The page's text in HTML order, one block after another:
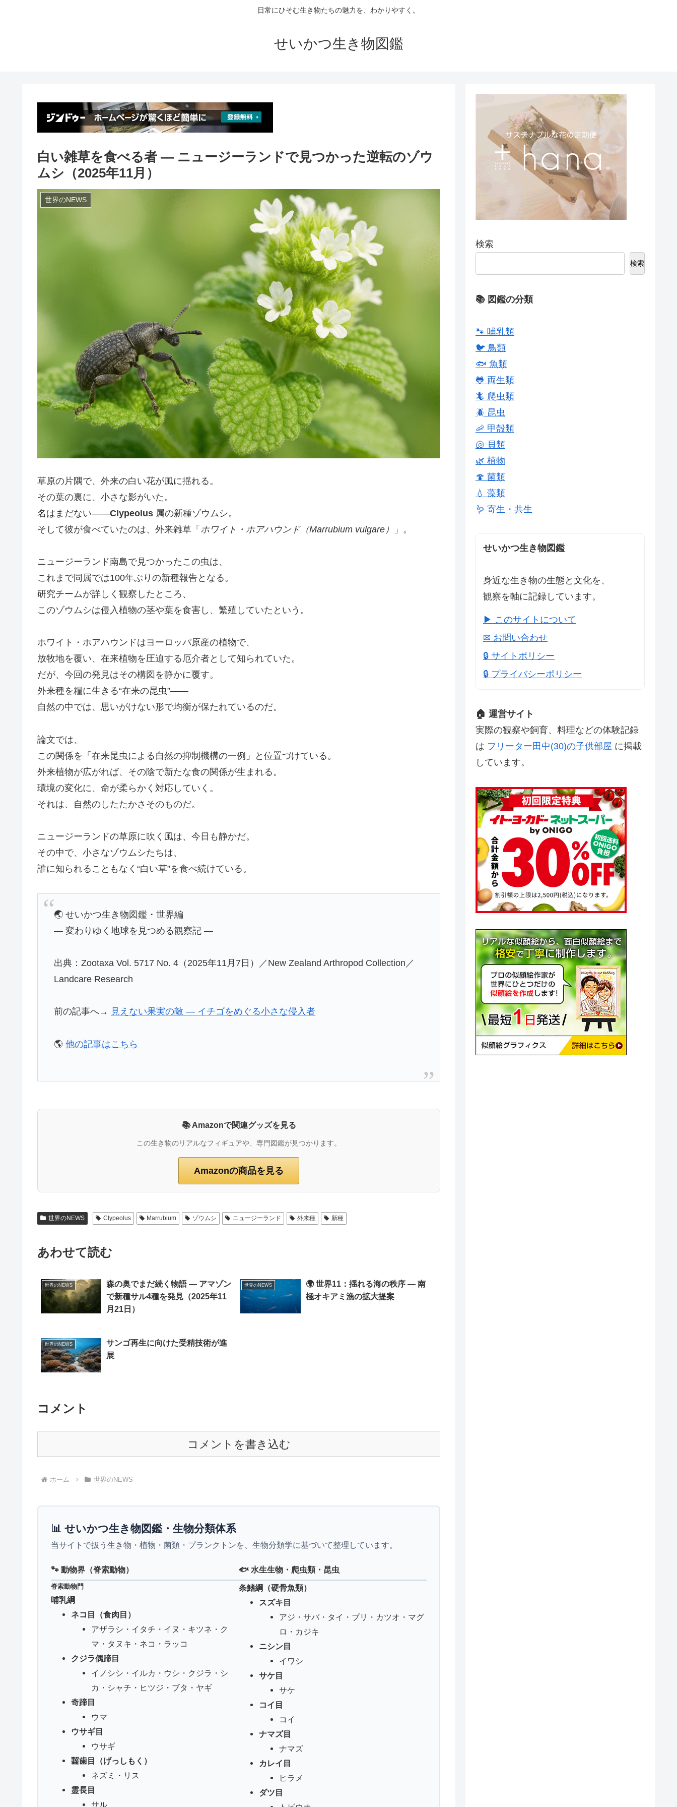
日常にひそむ生き物たちの魅力を、わかりやすく。
せいかつ生き物図鑑
白い雑草を食べる者 ― ニュージーランドで見つかった逆転のゾウ
ムシ（2025年11月）
世界のNEWS
草原の片隅で、外来の白い花が風に揺れる。
その葉の裏に、小さな影がいた。
名はまだない――Clypeolus 属の新種ゾウムシ。
そして彼が食べていたのは、外来雑草「 ホワイト・ホアハウンド（Marrubium vulgare） 」。
ニュージーランド南島で見つかったこの虫は、
これまで同属では100年ぶりの新種報告となる。
研究チームが詳しく観察したところ、
このゾウムシは侵入植物の茎や葉を食害し、繁殖していたという。
ホワイト・ホアハウンドはヨーロッパ原産の植物で、
放牧地を覆い、在来植物を圧迫する厄介者として知られていた。
だが、今回の発見はその構図を静かに覆す。
外来種を糧に生きる“在来の昆虫”――
自然の中では、思いがけない形で均衡が保たれているのだ。
論文では、
この関係を「在来昆虫による自然の抑制機構の一例」と位置づけている。
外来植物が広がれば、その陰で新たな食の関係が生まれる。
環境の変化に、命が柔らかく対応していく。
それは、自然のしたたかさそのものだ。
ニュージーランドの草原に吹く風は、今日も静かだ。
その中で、小さなゾウムシたちは、
誰に知られることもなく“白い草”を食べ続けている。
🌏 せいかつ生き物図鑑・世界編
― 変わりゆく地球を見つめる観察記 ―
出典：Zootaxa Vol. 5717 No. 4（2025年11月7日）／New Zealand Arthropod Collection／
Landcare Research
前の記事へ→ 見えない果実の敵 ― イチゴをめぐる小さな侵入者
🌎他の記事はこちら
📚 Amazonで関連グッズを見る
この生き物のリアルなフィギュアや、専門図鑑が見つかります。
Amazonの商品を見る
世界のNEWS Clypeolus Marrubium ゾウムシ ニュージーランド 外来種 新種
あわせて読む
世界のNEWS
森の奥でまだ続く物語 ― アマゾン
で新種サル4種を発見（2025年11
月21日）
世界のNEWS
🌍 世界11：揺れる海の秩序 ― 南
極オキアミ漁の拡大提案
世界のNEWS
サンゴ再生に向けた受精技術が進
展
コメント
コメントを書き込む
ホーム 世界のNEWS
📊 せいかつ生き物図鑑・生物分類体系
当サイトで扱う生き物・植物・菌類・プランクトンを、生物分類学に基づいて整理しています。
🐾 動物界（脊索動物）
脊索動物門
哺乳綱
ネコ目（食肉目）
アザラシ・イタチ・イヌ・キツネ・ク
マ・タヌキ・ネコ・ラッコ
クジラ偶蹄目
イノシシ・イルカ・ウシ・クジラ・シ
カ・シャチ・ヒツジ・ブタ・ヤギ
奇蹄目
ウマ
ウサギ目
ウサギ
齧歯目（げっしもく）
ネズミ・リス
霊長目
サル
🐟 水生生物・爬虫類・昆虫
条鰭綱（硬骨魚類）
スズキ目
アジ・サバ・タイ・ブリ・カツオ・マグ
ロ・カジキ
ニシン目
イワシ
サケ目
サケ
コイ目
コイ
ナマズ目
ナマズ
カレイ目
ヒラメ
ダツ目
検索
検索
📚 図鑑の分類
🐾 哺乳類
🐦 鳥類
🐟 魚類
🐸 両生類
🦎 爬虫類
🪲 昆虫
🦐 甲殻類
🐚 貝類
🌿 植物
🍄 菌類
💧 藻類
🪱 寄生・共生
せいかつ生き物図鑑
身近な生き物の生態と文化を、
観察を軸に記録しています。
▶ このサイトについて
✉ お問い合わせ
🔒 サイトポリシー
🔒 プライバシーポリシー
🏠 運営サイト
実際の観察や飼育、料理などの体験記録
は フリーター田中(30)の子供部屋 に掲載
しています。